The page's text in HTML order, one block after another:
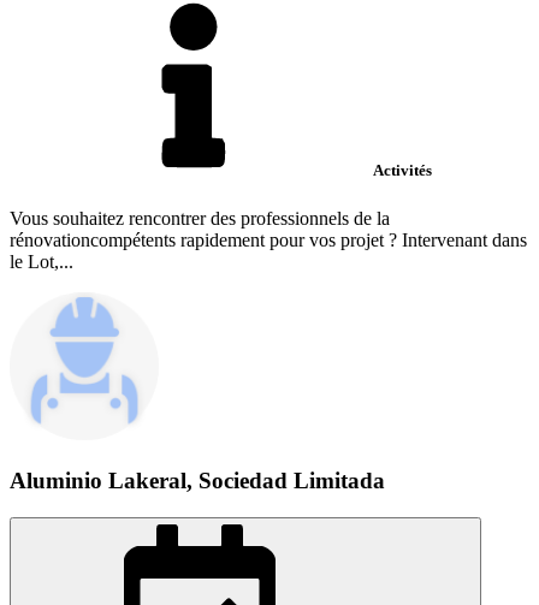
Activités
Vous souhaitez rencontrer des professionnels de la
rénovationcompétents rapidement pour vos projet ? Intervenant dans
le Lot,...
Aluminio Lakeral, Sociedad Limitada